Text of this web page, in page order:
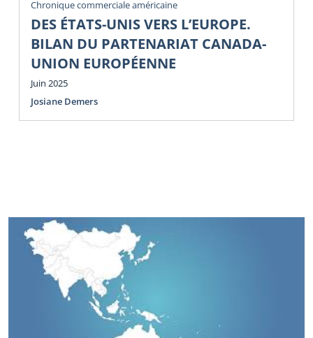
Chronique commerciale américaine
DES ÉTATS-UNIS VERS L’EUROPE.
BILAN DU PARTENARIAT CANADA-
UNION EUROPÉENNE
Juin 2025
Josiane Demers